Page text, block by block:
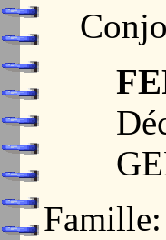
Famille: